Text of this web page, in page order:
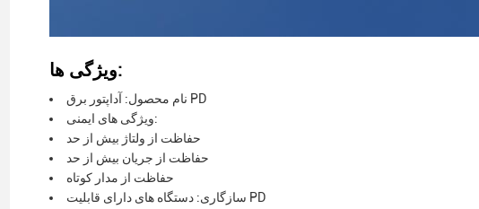
ویژگی ها:
نام محصول: آداپتور برق PD
ویژگی های ایمنی:
حفاظت از ولتاژ بیش از حد
حفاظت از جریان بیش از حد
حفاظت از مدار کوتاه
سازگاری: دستگاه های دارای قابلیت PD